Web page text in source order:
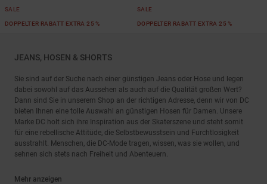
SALE
DOPPELTER RABATT EXTRA 25 %
SALE
DOPPELTER RABATT EXTRA 25 %
JEANS, HOSEN & SHORTS
Sie sind auf der Suche nach einer günstigen Jeans oder Hose und legen
dabei sowohl auf das Aussehen als auch auf die Qualität großen Wert?
Dann sind Sie in unserem Shop an der richtigen Adresse, denn wir von DC
bieten Ihnen eine tolle Auswahl an günstigen Hosen für Damen. Unsere
Marke DC holt sich ihre Inspiration aus der Skaterszene und steht somit
für eine rebellische Attitüde, die Selbstbewusstsein und Furchtlosigkeit
ausstrahlt. Menschen, die DC-Mode tragen, wissen, was sie wollen, und
sehnen sich stets nach Freiheit und Abenteuern.
Mehr anzeigen